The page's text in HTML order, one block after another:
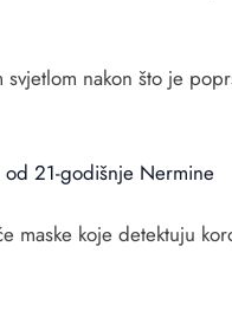
nakon što je
od 21-godišnje Nermine
maske koje detektuju